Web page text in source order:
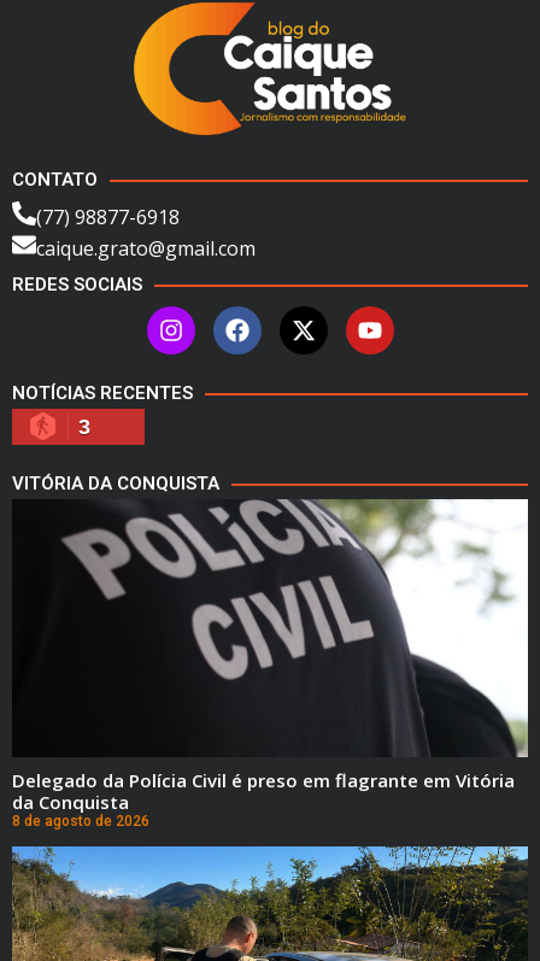
CONTATO
(77) 98877-6918
caique.grato@gmail.com
REDES SOCIAIS
NOTÍCIAS RECENTES
3
VITÓRIA DA CONQUISTA
Delegado da Polícia Civil é preso em flagrante em Vitória
da Conquista
8 de agosto de 2026